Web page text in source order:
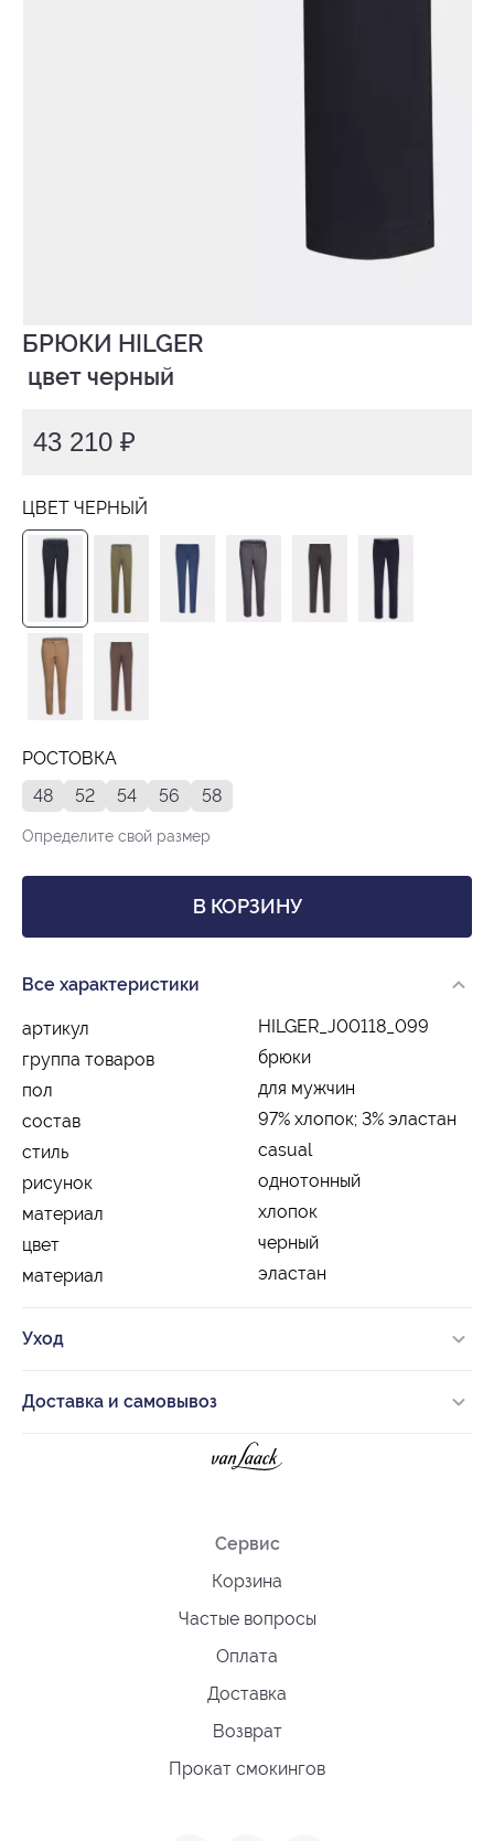
БРЮКИ HILGER
цвет черный
43 210 ₽
ЦВЕТ ЧЕРНЫЙ
РОСТОВКА
48
52 54 56 58
Определите свой размер
В КОРЗИНУ
Все характеристики
артикул
HILGER_J00118_099
группа товаров
брюки
пол
для мужчин
состав
97% хлопок; 3% эластан
стиль
casual
рисунок
однотонный
материал
хлопок
цвет
черный
материал
эластан
Уход
Доставка и самовывоз
Сервис
Корзина
Частые вопросы
Оплата
Доставка
Возврат
Прокат смокингов